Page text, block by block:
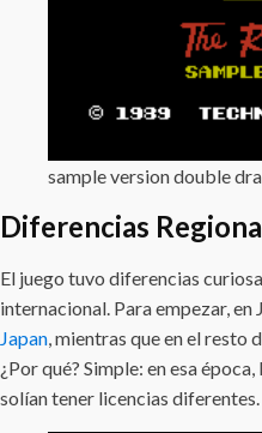
sample version double
Diferencias
El juego tuvo diferencias
internacional. Para empezar,
Japan , mientras que en el resto
¿Por qué? Simple: en esa
solían tener licencias diferentes.